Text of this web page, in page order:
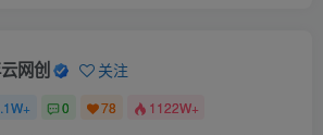
网创 关注
0 78 1122W+